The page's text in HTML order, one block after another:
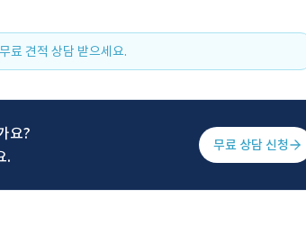
료 견적 상담 받으세요.
요?
.
무료 상담 신청